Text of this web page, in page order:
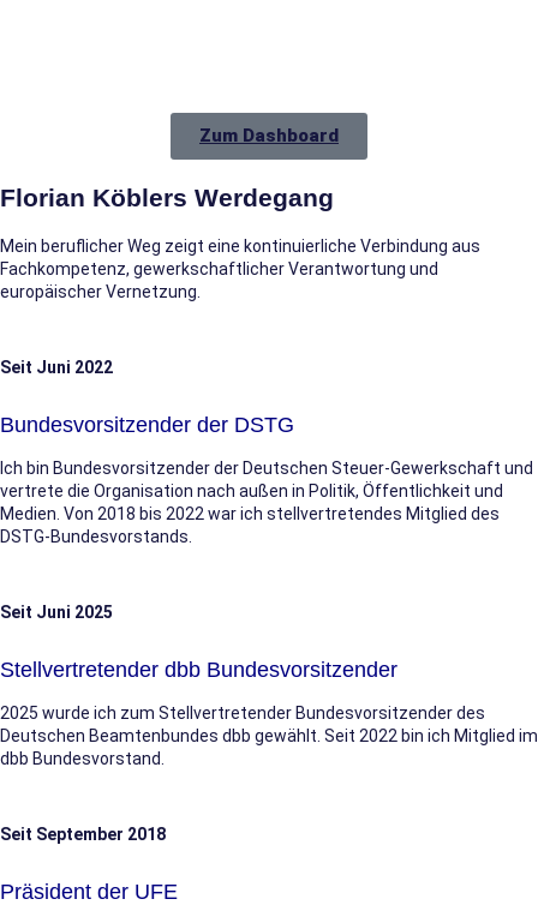
Zum Dashboard
Florian Köblers Werdegang
Mein beruflicher Weg zeigt eine kontinuierliche Verbindung aus
Fachkompetenz, gewerkschaftlicher Verantwortung und
europäischer Vernetzung.
Seit Juni 2022
Bundesvorsitzender der DSTG
Ich bin Bundesvorsitzender der Deutschen Steuer-Gewerkschaft und
vertrete die Organisation nach außen in Politik, Öffentlichkeit und
Medien. Von 2018 bis 2022 war ich stellvertretendes Mitglied des
DSTG-Bundesvorstands.
Seit Juni 2025
Stellvertretender dbb Bundesvorsitzender
2025 wurde ich zum Stellvertretender Bundesvorsitzender des
Deutschen Beamtenbundes dbb gewählt. Seit 2022 bin ich Mitglied im
dbb Bundesvorstand.
Seit September 2018
Präsident der UFE